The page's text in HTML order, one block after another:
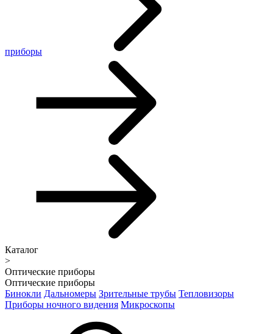
приборы
Каталог
>
Оптические приборы
Оптические приборы
Бинокли Дальномеры Зрительные трубы Тепловизоры
Приборы ночного видения Микроскопы